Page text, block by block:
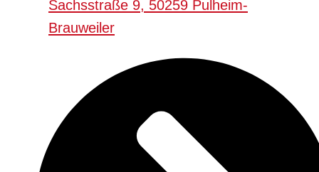
Sachsstraße 9, 50259 Pulheim-
Brauweiler